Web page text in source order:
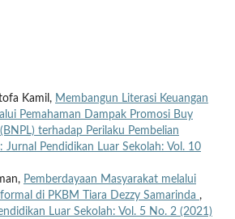
Kamil, Membangun Literasi Keuangan
Pemahaman Dampak Promosi Buy
terhadap Perilaku Pembelian
Jurnal Pendidikan Luar Sekolah: Vol. 10
Pemberdayaan Masyarakat melalui
di PKBM Tiara Dezzy Samarinda ,
Luar Sekolah: Vol. 5 No. 2 (2021)